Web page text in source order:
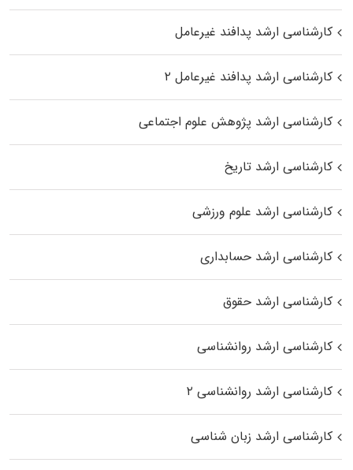
کارشناسی ارشد پدافند غیرعامل
کارشناسی ارشد پدافند غیرعامل ۲
کارشناسی ارشد پژوهش علوم اجتماعی
کارشناسی ارشد تاریخ
کارشناسی ارشد علوم ورزشی
کارشناسی ارشد حسابداری
کارشناسی ارشد حقوق
کارشناسی ارشد روانشناسی
کارشناسی ارشد روانشناسی ۲
کارشناسی ارشد زبان شناسی